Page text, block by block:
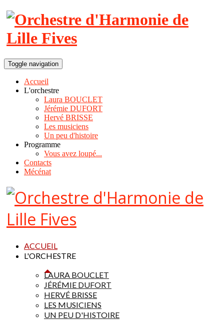
Toggle navigation
Accueil
L'orchestre
Laura BOUCLET
Jérémie DUFORT
Hervé BRISSE
Les musiciens
Un peu d'histoire
Programme
Vous avez loupé...
Contacts
Mécénat
ACCUEIL
L'ORCHESTRE
LAURA BOUCLET
JÉRÉMIE DUFORT
HERVÉ BRISSE
LES MUSICIENS
UN PEU D'HISTOIRE